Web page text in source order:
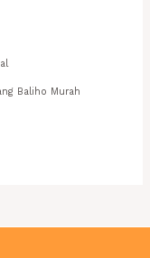
Baliho Murah